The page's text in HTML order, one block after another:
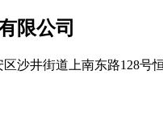
限公司
沙井街道上南东路128号